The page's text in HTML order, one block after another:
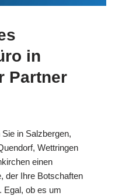
in
Partner
Sie in Salzbergen,
Wettringen
einen
der Ihre Botschaften
Egal, ob es um